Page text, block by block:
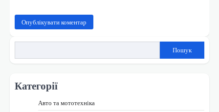
Пошук
Категорії
Авто та мототехніка